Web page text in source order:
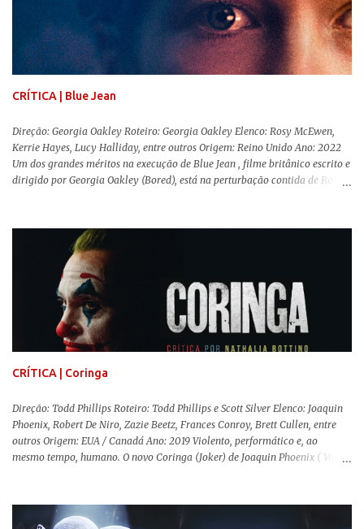
conhecida por sua filmografia feminista, Gerwig traz uma reflexão de
como a Barbie se encaixa no mundo moderno, desenvolvendo a
importância e o impacto, positivo ou negativo, da boneca na vida das
pessoas. Isso tudo com um sentimento de nostalgia multigeracional. Na
CRÍTICA | Blue Jean
Direção: Georgia Oakley Roteiro: Georgia Oakley Elenco: Rosy McEwen,
Kerrie Hayes, Lucy Halliday, entre outros Origem: Reino Unido Ano: 2022
Um dos grandes méritos na execução de Blue Jean , filme britânico escrito e
dirigido por Georgia Oakley (Bored), está na perturbação contida de Rosy
movimentos e falas, equilibrada numa frágil neutralidade entre seu
trabalho e seus afetos, passando noites bebendo e jogando sinuca com seu
grupo de amigas lésbicas e sua amante. É imperativo para ela que ambos
os mundos não se cruzem de modo algum, pois o período histórico no qual
a história se passa - 1988 na Inglaterra - é de um contexto profundamente
conservador e hostil a pessoas queer. Com o governo liderado pela então
primeira-ministra Margaret Tatcher usando recursos supostamente
constitucionais para mobilizar campanhas agressivas ao modo de vida
CRÍTICA | Coringa
Direção: Todd Phillips Roteiro: Todd Phillips e Scott Silver Elenco: Joaquin
Phoenix, Robert De Niro, Zazie Beetz, Frances Conroy, Brett Cullen, entre
outros Origem: EUA / Canadá Ano: 2019 Violento, performático e, ao
mesmo tempo, humano. O novo Coringa (Joker) de Joaquin Phoenix ( Você
Comics . É importante ressaltar que este não é um filme de herói. E muito
menos de vilão. O longa de Todd Phillips (Se Beber, Não Case!) segue uma